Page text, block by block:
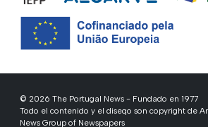
© 2026 The Portugal News - Fundado en 1977
Todo el contenido y el diseqo son copyright de
News Group of Newspapers